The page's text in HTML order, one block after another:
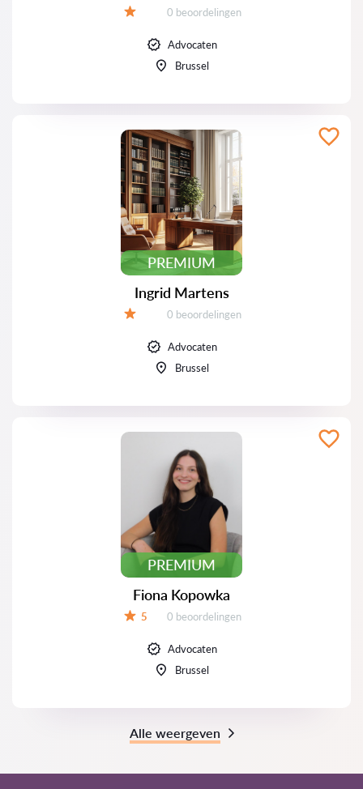
Beoordelingen:
0 beoordelingen
Advocaten
Brussel
PREMIUM
Ingrid Martens
Beoordelingen:
0 beoordelingen
Advocaten
Brussel
PREMIUM
Fiona Kopowka
5 Beoordelingen:
0 beoordelingen
Advocaten
Brussel
Alle weergeven